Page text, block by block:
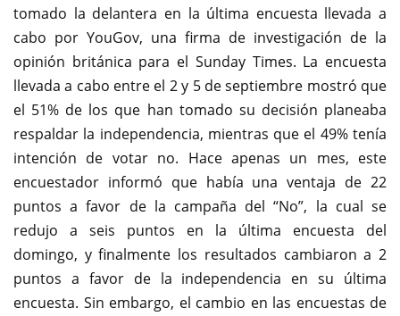
tomado la delantera en la última encuesta llevada a
cabo por YouGov, una firma de investigación de la
opinión británica para el Sunday Times. La encuesta
llevada a cabo entre el 2 y 5 de septiembre mostró que
el 51% de los que han tomado su decisión planeaba
respaldar la independencia, mientras que el 49% tenía
intención de votar no. Hace apenas un mes, este
encuestador informó que había una ventaja de 22
puntos a favor de la campaña del “No”, la cual se
redujo a seis puntos en la última encuesta del
domingo, y finalmente los resultados cambiaron a 2
puntos a favor de la independencia en su última
encuesta. Sin embargo, el cambio en las encuestas de